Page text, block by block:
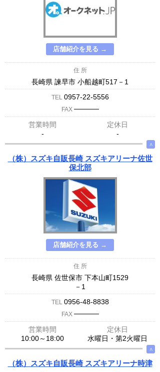
店舗紹介を見る →
住 所
長崎県 諫早市 小船越町517－1
TEL 0957-22-5556
FAX ─────
営業時間
定休日
-
-
∧
（株）スズキ自販長崎 スズキアリーナ佐世
保北部
店舗紹介を見る →
住 所
長崎県 佐世保市 下本山町1529
－1
TEL 0956-48-8838
FAX ─────
営業時間
定休日
10:00～18:00
水曜日・第2火曜日
∧
（株）スズキ自販長崎 スズキアリーナ時津